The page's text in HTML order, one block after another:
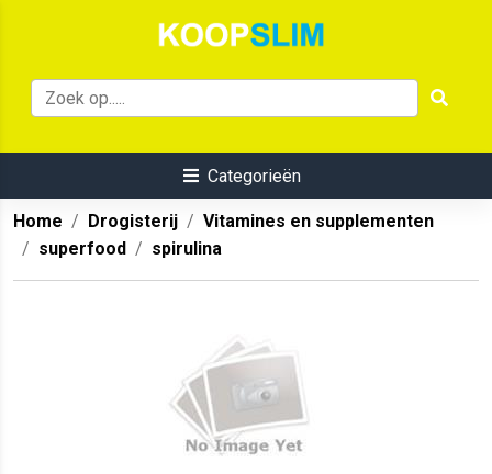
Categorieën
Home Drogisterij
Vitamines en supplementen
superfood
spirulina